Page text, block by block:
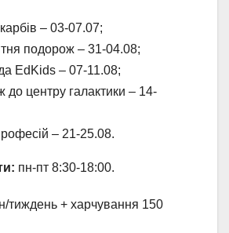
– 03-07.07;
подорож – 31-04.08;
EdKids – 07-11.08;
до центру галактики – 14-
– 21-25.08.
пн-пт 8:30-18:00.
тиждень + харчування 150